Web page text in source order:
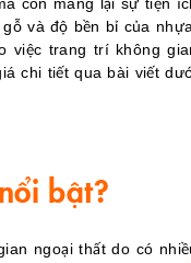
còn mang lại sự tiện
và độ bền bỉ của
việc trang trí không
chi tiết qua bài viết
bật?
ngoại thất do có